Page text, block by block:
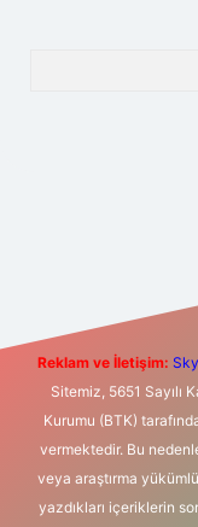
Reklam ve İletişim:
Sitemiz, 5651 Sayılı
Kurumu (BTK)
vermektedir. Bu
veya araştırma
yazdıkları içeriklerin